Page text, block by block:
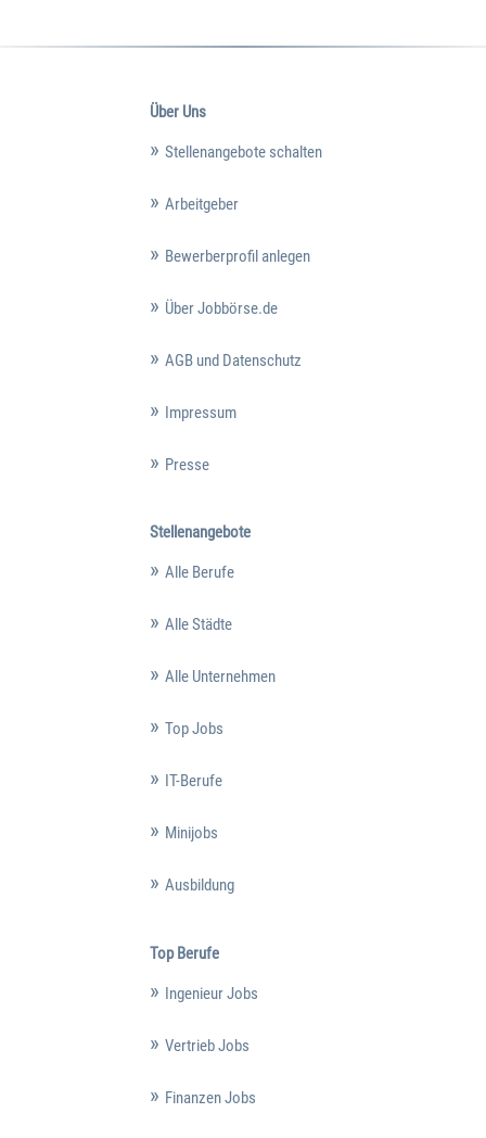
Über Uns
Stellenangebote schalten
Arbeitgeber
Bewerberprofil anlegen
Über Jobbörse.de
AGB und Datenschutz
Impressum
Presse
Stellenangebote
Alle Berufe
Alle Städte
Alle Unternehmen
Top Jobs
IT-Berufe
Minijobs
Ausbildung
Top Berufe
Ingenieur Jobs
Vertrieb Jobs
Finanzen Jobs